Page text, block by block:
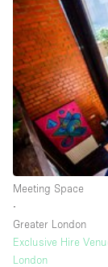
Other
Photo /
Restaurant
Rooftop
Salon
Shop Share
Stall /
Unique
Meeting Space
∙
Greater London
Exclusive Hire
London